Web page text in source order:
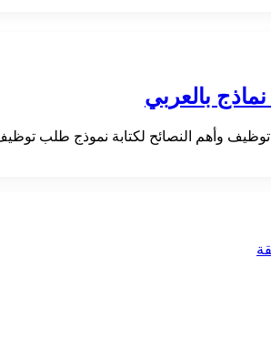
بالعربي
وأهم النصائح لكتابة نموذج طلب